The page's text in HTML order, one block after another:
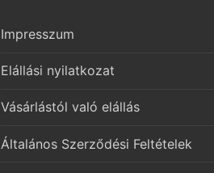
Impresszum
Elállási nyilatkozat
Vásárlástól való elállás
Általános Szerződési Feltételek